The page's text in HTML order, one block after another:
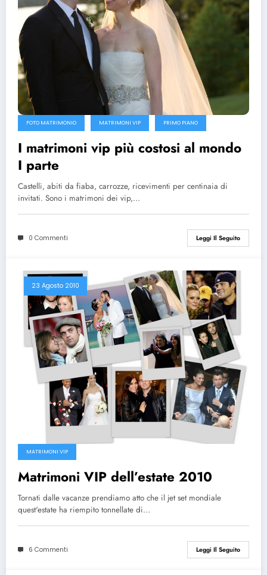
FOTO MATRIMONIO MATRIMONI VIP PRIMO PIANO
I matrimoni vip più costosi al mondo
I parte
Castelli, abiti da fiaba, carrozze, ricevimenti per centinaia di
invitati. Sono i matrimoni dei vip,…
0 Commenti Leggi Il Seguito
23 Agosto 2010
MATRIMONI VIP
Matrimoni VIP dell’estate 2010
Tornati dalle vacanze prendiamo atto che il jet set mondiale
quest'estate ha riempito tonnellate di…
6 Commenti Leggi Il Seguito